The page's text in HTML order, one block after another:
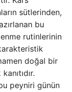
sütlerinden,
bu
rutinlerinin
doğal bir
peyniri günün